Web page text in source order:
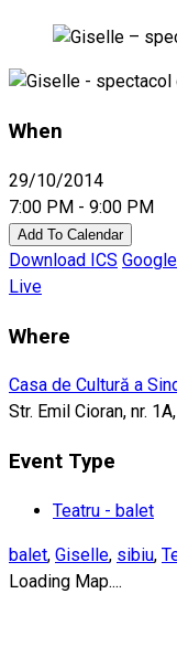
When
29/10/2014
7:00 PM - 9:00 PM
Add To Calendar
Download ICS
Live
Where
Casa de Cultură a
Str. Emil Cioran, nr.
Event Type
Teatru - balet
balet, Giselle, sibiu,
Loading Map....